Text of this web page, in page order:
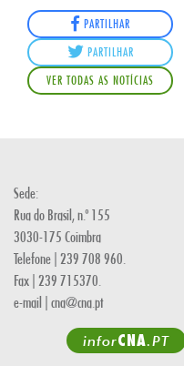
PARTILHAR
PARTILHAR
VER TODAS AS NOTÍCIAS
Sede:
Rua do Brasil, n.º 155
3030-175 Coimbra
Telefone | 239 708 960.
Fax | 239 715370.
e-mail | cna@cna.pt
inforCNA.PT